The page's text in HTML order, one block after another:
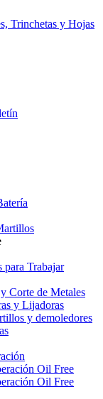
Trinchetas y Hojas
para Trabajar
Corte de Metales
y Lijadoras
y demoledores
Oil Free
Oil Free